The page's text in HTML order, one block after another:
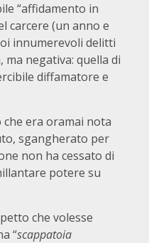
“affidamento in
carcere (un anno e
innumerevoli delitti
ma negativa: quella di
diffamatore e
che era oramai nota
sgangherato per
non ha cessato di
potere su
che volesse
“scappatoia